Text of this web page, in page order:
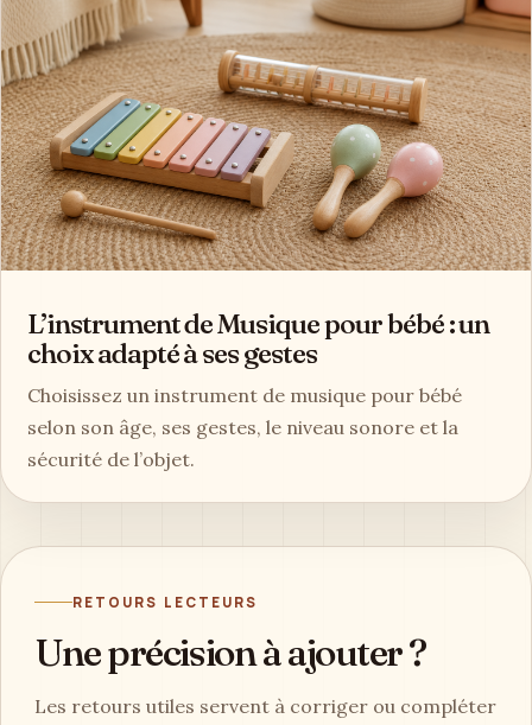
L’instrument de Musique pour bébé : un
choix adapté à ses gestes
Choisissez un instrument de musique pour bébé
selon son âge, ses gestes, le niveau sonore et la
sécurité de l’objet.
RETOURS LECTEURS
Une précision à ajouter ?
Les retours utiles servent à corriger ou compléter